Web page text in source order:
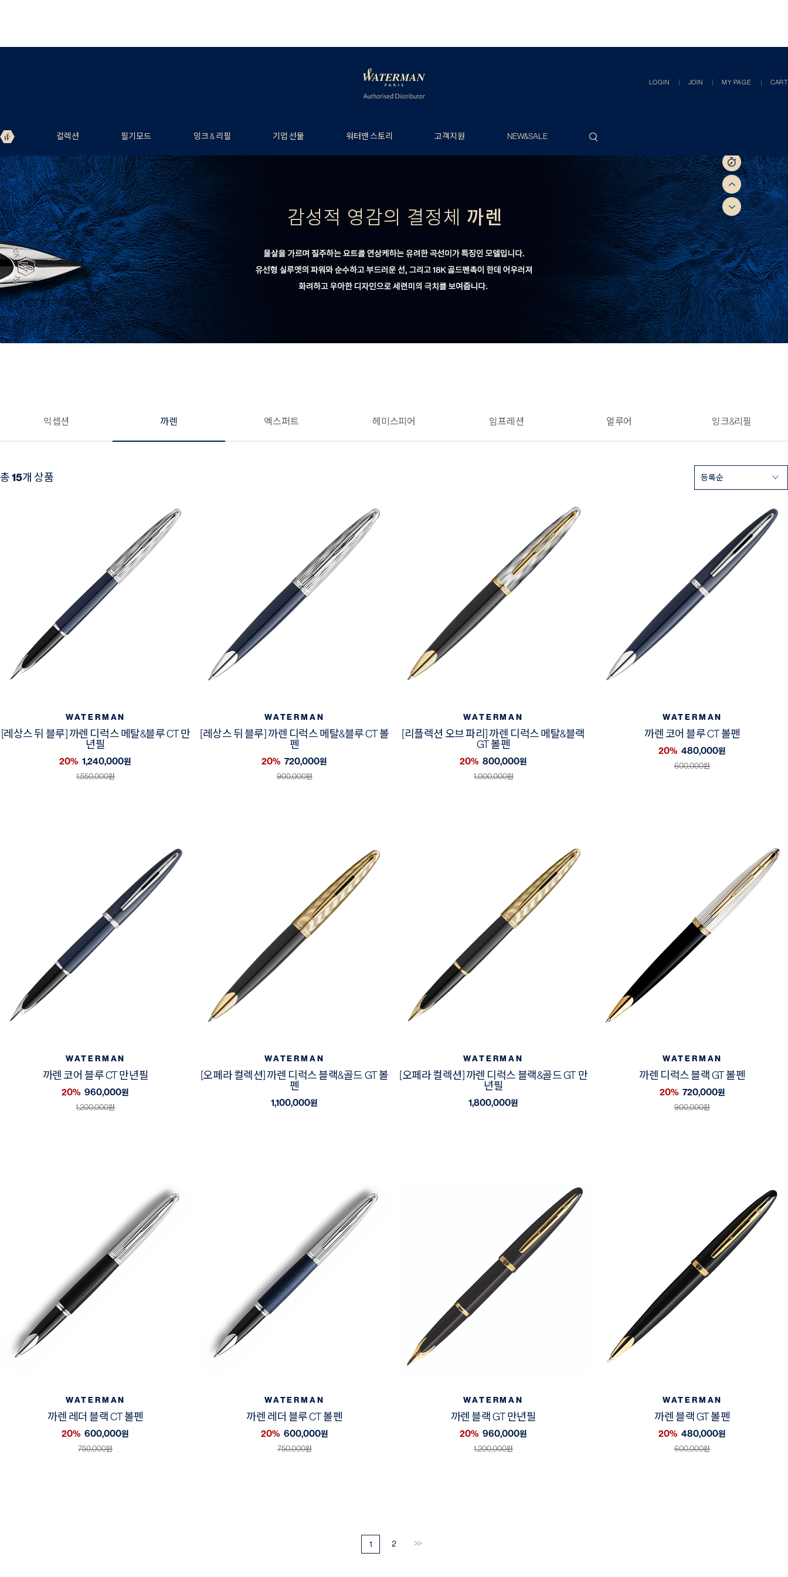
LOGIN JOIN MY PAGE CART
컬렉션 필기모드 잉크 & 리필 기업 선물 워터맨 스토리 고객지원 NEW&SALE
익셉션 까렌 엑스퍼트 헤미스피어 임프레션 얼루어 잉크&리필
총 15개 상품
WATERMAN
[레상스 뒤 블루] 까렌 디럭스 메탈&블루 CT 만
년필
20% 1,240,000원
1,550,000원
WATERMAN
[레상스 뒤 블루] 까렌 디럭스 메탈&블루 CT 볼
펜
20% 720,000원
900,000원
WATERMAN
[리플렉션 오브 파리] 까렌 디럭스 메탈&블랙
GT 볼펜
20% 800,000원
1,000,000원
WATERMAN
까렌 코어 블루 CT 볼펜
20% 480,000원
600,000원
WATERMAN
까렌 코어 블루 CT 만년필
20% 960,000원
1,200,000원
WATERMAN
[오페라 컬렉션] 까렌 디럭스 블랙&골드 GT 볼
펜
1,100,000원
WATERMAN
[오페라 컬렉션] 까렌 디럭스 블랙&골드 GT 만
년필
1,800,000원
WATERMAN
까렌 디럭스 블랙 GT 볼펜
20% 720,000원
900,000원
WATERMAN
까렌 레더 블랙 CT 볼펜
20% 600,000원
750,000원
WATERMAN
까렌 레더 블루 CT 볼펜
20% 600,000원
750,000원
WATERMAN
까렌 블랙 GT 만년필
20% 960,000원
1,200,000원
WATERMAN
까렌 블랙 GT 볼펜
20% 480,000원
600,000원
1 2 >>